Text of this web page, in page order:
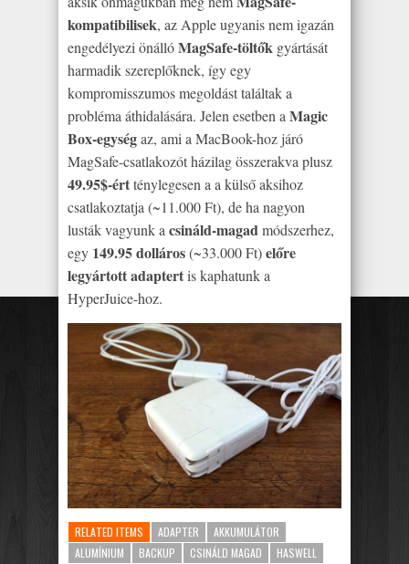
kompatibilisek, az Apple ugyanis nem igazán
engedélyezi önállóMagSafe-töltők gyártását
harmadik szereplőknek, így egy
kompromisszumos megoldást találtak a
probléma áthidalására. Jelen esetben a Magic
Box-egységaz, ami a MacBook-hoz járó
MagSafe-csatlakozót házilag összerakva plusz
49.95$-értténylegesen a a külső aksihoz
csatlakoztatja (~11.000 Ft), de ha nagyon
lusták vagyunk a csináld-magadmódszerhez,
egy 149.95 dolláros(~33.000 Ft)előre
legyártott adaptertis kaphatunk a
HyperJuice-hoz.
RELATED ITEMS ADAPTER
AKKUMULÁTOR
ALUMÍNIUM
BACKUP CSINÁLD MAGAD HASWELL